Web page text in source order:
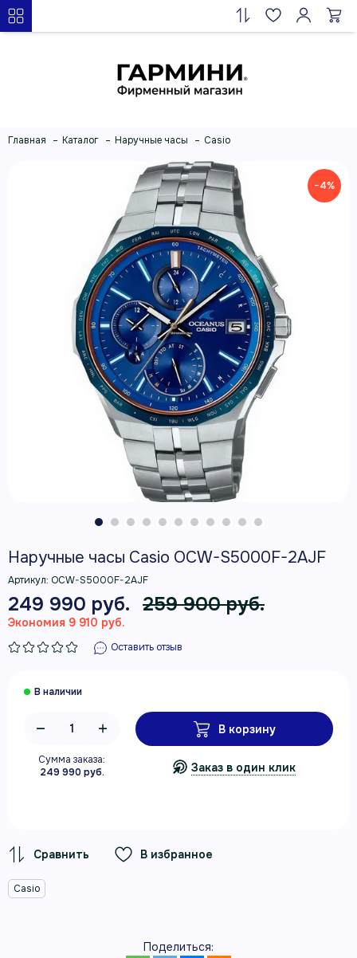
Главная Каталог Наручные часы Casio
−4%
Наручные часы Casio OCW-S5000F-2AJF
Артикул: OCW-S5000F-2AJF
249 990 руб. 259 900 руб.
Экономия 9 910 руб.
Оставить отзыв
Сумма заказа:
249 990 руб.
В корзину
Заказ в один клик
В избранное
Casio
Поделиться: